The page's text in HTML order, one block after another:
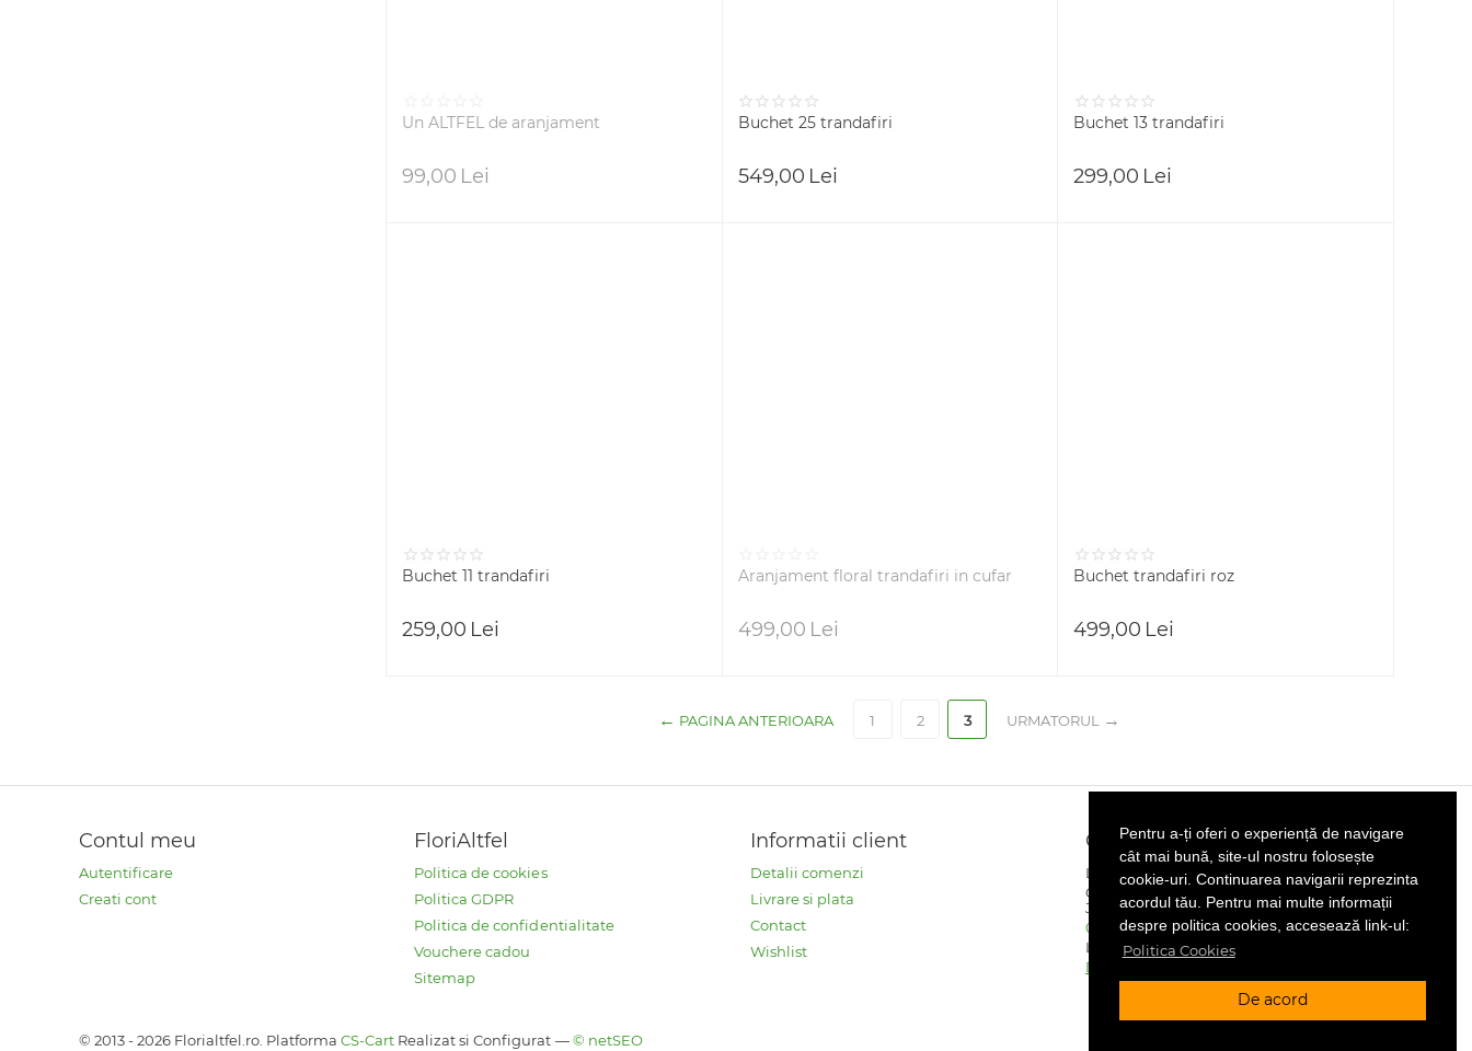
Pentru a-ți oferi o experiență de navigare
cât mai bună, site-ul nostru folosește
cookie-uri. Continuarea navigarii reprezinta
acordul tău. Pentru mai multe informații
despre politica cookies, accesează link-ul:
Politica Cookies
De acord
Un ALTFEL de aranjament
99,00 Lei
Buchet 25 trandafiri
549,00 Lei
Buchet 13 trandafiri
299,00 Lei
Buchet 11 trandafiri
259,00 Lei
Aranjament floral trandafiri in cufar
499,00 Lei
Buchet trandafiri roz
499,00 Lei
PAGINA ANTERIOARA 1 2 3 URMATORUL
Contul meu
Autentificare
Creati cont
FloriAltfel
Politica de cookies
Politica GDPR
Politica de confidentialitate
Vouchere cadou
Sitemap
Informatii client
Detalii comenzi
Livrare si plata
Contact
Wishlist
Contact
LURAN BRITAX SRL
CUI : RO46494069 | Reg.Com :
J40/13760/2022
0734.51.51.51
Lun-Vin 8.00 - 20:00
Detalii contact
© 2013 - 2026 Florialtfel.ro. PlatformaCS-Cart Realizat si Configurat —© netSEO